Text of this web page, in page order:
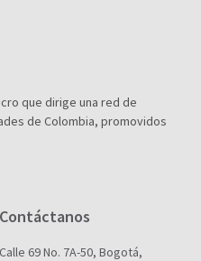
que dirige una red de
de Colombia, promovidos
Contáctanos
Calle 69 No. 7A-50, Bogotá,